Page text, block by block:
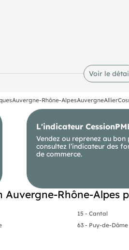
Voir le
Auvergne-Rhône-AlpesAuvergneAllier
L'indicateur
Vendez ou reprenez au bon
consultez l’indicateur des
de commerce.
Rhône-Alpes
15 - Cantal
63 - Puy-de-Dôme